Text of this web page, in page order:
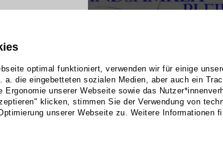
optimal funktioniert, verwenden wir für einige
a. die eingebetteten sozialen Medien, aber auch ein
Ergonomie unserer Webseite sowie das
klicken, stimmen Sie der Verwendung von
unserer Webseite zu. Weitere Informationen